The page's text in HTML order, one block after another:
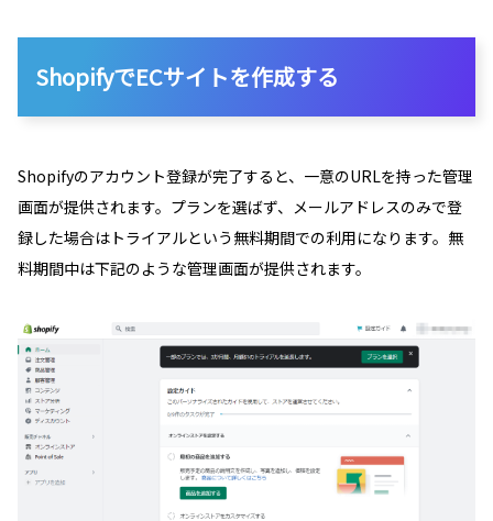
ShopifyでECサイトを作成する
Shopifyのアカウント登録が完了すると、一意のURLを持った管理
画面が提供されます。プランを選ばず、メールアドレスのみで登
録した場合はトライアルという無料期間での利用になります。無
料期間中は下記のような管理画面が提供されます。